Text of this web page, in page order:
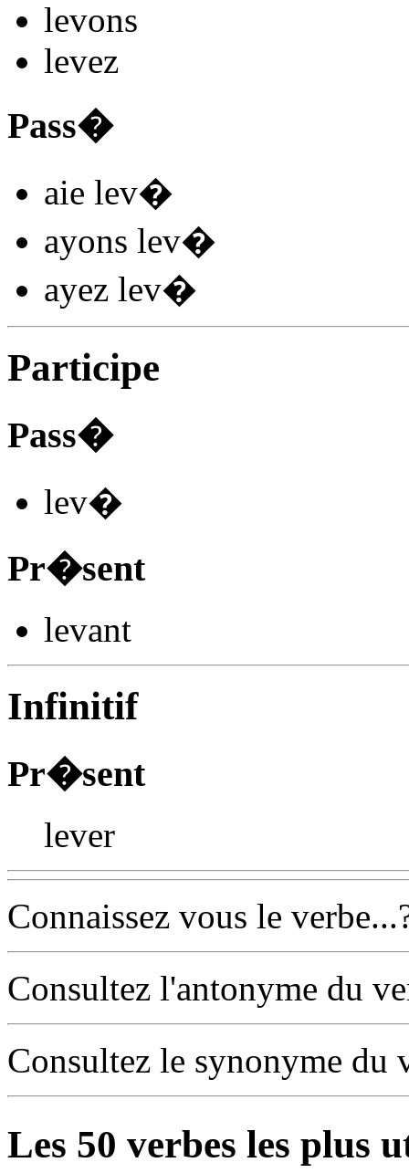
levons
levez
Pass�
aie lev�
ayons lev�
ayez lev�
Participe
Pass�
lev�
Pr�sent
levant
Infinitif
Pr�sent
lever
Connaissez vous le
Consultez l'antonyme du
Consultez le synonyme du
Les 50 verbes les plus